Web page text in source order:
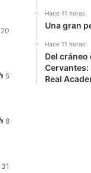
20
5
8
31
Hace 11 horas
Una gran
Hace 11 horas
Del cráneo
Real